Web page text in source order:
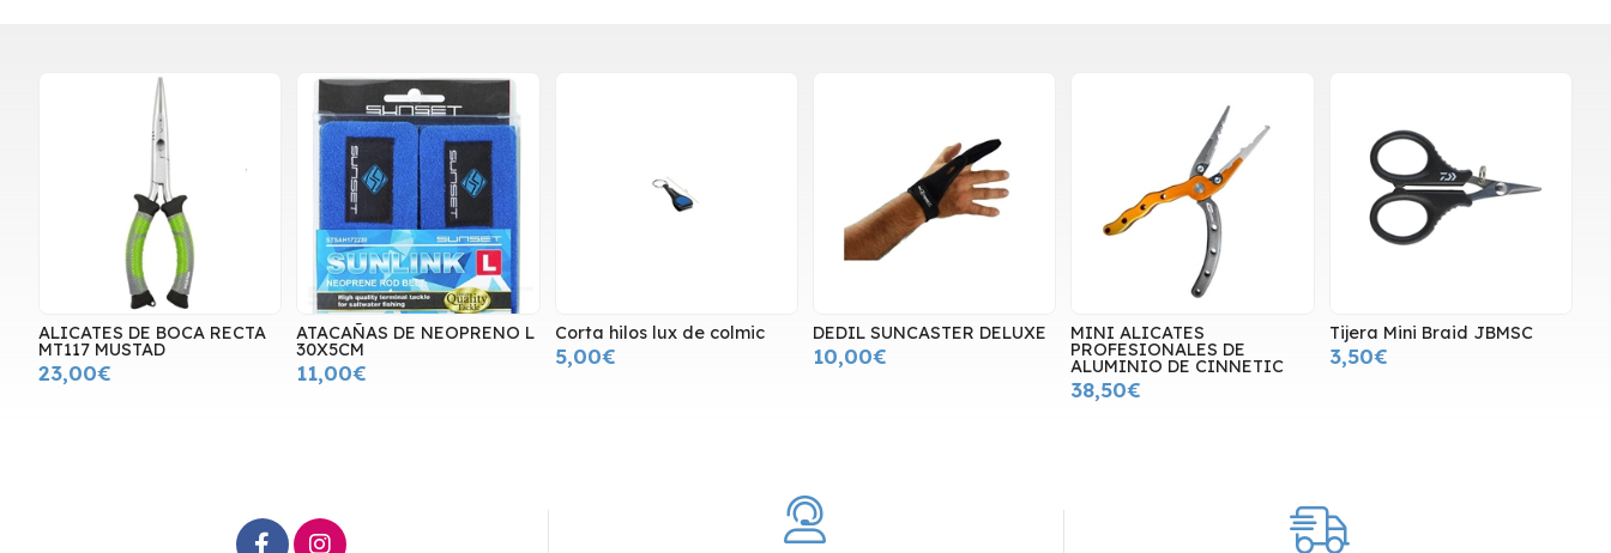
ALICATES DE BOCA RECTA
MT117 MUSTAD
23,00€
ATACAÑAS DE NEOPRENO L
30X5CM
11,00€
Corta hilos lux de colmic
5,00€
DEDIL SUNCASTER DELUXE
10,00€
MINI ALICATES
PROFESIONALES DE
ALUMINIO DE CINNETIC
38,50€
Tijera Mini Braid JBMSC
3,50€